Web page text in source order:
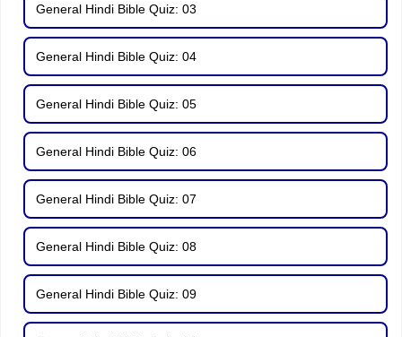
General Hindi Bible Quiz: 03
General Hindi Bible Quiz: 04
General Hindi Bible Quiz: 05
General Hindi Bible Quiz: 06
General Hindi Bible Quiz: 07
General Hindi Bible Quiz: 08
General Hindi Bible Quiz: 09